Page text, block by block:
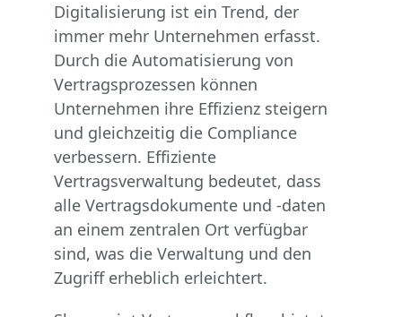
Digitalisierung ist ein Trend, der
immer mehr Unternehmen erfasst.
Durch die Automatisierung von
Vertragsprozessen können
Unternehmen ihre Effizienz steigern
und gleichzeitig die Compliance
verbessern. Effiziente
Vertragsverwaltung bedeutet, dass
alle Vertragsdokumente und -daten
an einem zentralen Ort verfügbar
sind, was die Verwaltung und den
Zugriff erheblich erleichtert.